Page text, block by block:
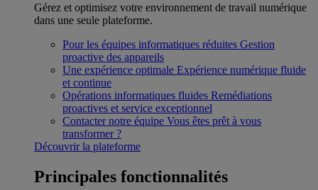
Gérez et optimisez votre environnement de travail numérique
dans une seule plateforme.
Pour les équipes informatiques réduites Gestion
proactive des appareils
Une expérience optimale Expérience numérique fluide
et continue
Opérations informatiques fluides Remédiations
proactives et service exceptionnel
Contacter notre équipe Vous êtes prêt à vous
transformer ?
Découvrir la plateforme
Principales fonctionnalités